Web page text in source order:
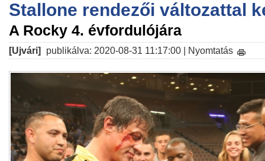
Stallone rendezői változattal
A Rocky 4. évfordulójára
[Ujvári] publikálva: 2020-08-31 11:17:00 | Nyomtatás